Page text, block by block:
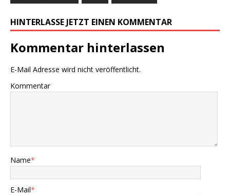
HINTERLASSE JETZT EINEN KOMMENTAR
Kommentar hinterlassen
E-Mail Adresse wird nicht veröffentlicht.
Kommentar
Name*
E-Mail*